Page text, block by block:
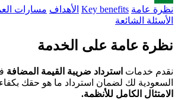
Email
نظرة عامة Key benefits الأهداف مسارات
الأسئلة الشائعة
نظرة عامة على الخدمة
نقدم خدمات استرداد ضريبة القيمة المضافة
السعودية لك لضمان استرداد ما هو حقك
الامتثال الكامل للأنظمة.